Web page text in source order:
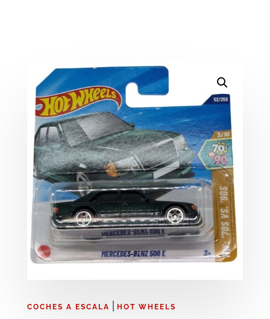
COCHES A ESCALA HOT WHEELS